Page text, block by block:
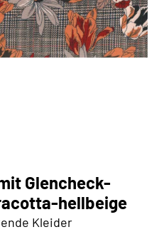
Glencheck-
hellbeige
Kleider